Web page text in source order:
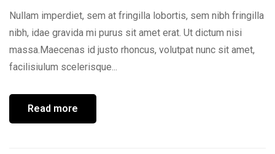
Nullam imperdiet, sem at fringilla lobortis, sem nibh fringilla
nibh, idae gravida mi purus sit amet erat. Ut dictum nisi
massa.Maecenas id justo rhoncus, volutpat nunc sit amet,
facilisiulum scelerisque...
Read more